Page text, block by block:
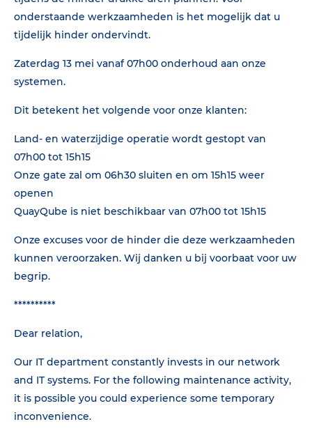
onderstaande werkzaamheden is het mogelijk dat u
tijdelijk hinder ondervindt.
Zaterdag 13 mei vanaf 07h00 onderhoud aan onze
systemen.
Dit betekent het volgende voor onze klanten:
Land- en waterzijdige operatie wordt gestopt van
07h00 tot 15h15
Onze gate zal om 06h30 sluiten en om 15h15 weer
openen
QuayQube is niet beschikbaar van 07h00 tot 15h15
Onze excuses voor de hinder die deze werkzaamheden
kunnen veroorzaken. Wij danken u bij voorbaat voor uw
begrip.
**********
Dear relation,
Our IT department constantly invests in our network
and IT systems. For the following maintenance activity,
it is possible you could experience some temporary
inconvenience.